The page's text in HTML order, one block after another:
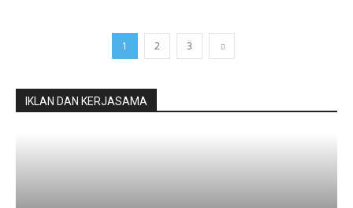
1 2 3
IKLAN DAN KERJASAMA